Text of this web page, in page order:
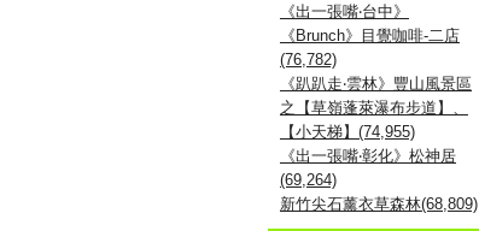
《出一張嘴‧台中》
《Brunch》目覺咖啡-二店
(76,782)
《趴趴走‧雲林》豐山風景區
之【草嶺蓬萊瀑布步道】、
【小天梯】(74,955)
《出一張嘴‧彰化》松神居
(69,264)
新竹尖石薰衣草森林(68,809)